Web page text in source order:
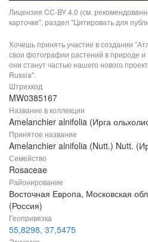
Лицензия CC-BY 4.0 (см.
карточке", раздел "Цитировать для
Хочешь принять участие в создании
свои фотографии растений в природе и
они станут частью нашего нового
Russia".
Штрихкод
MW0385167
Название в коллекции
Amelanchier alnifolia (Ирга
Принятое название
Amelanchier alnifolia (Nutt.) Nutt.
Семейство
Rosaceae
Районирование
Восточная Европа, Московская
(Россия)
Геопривязка
55,8298, 37,5475